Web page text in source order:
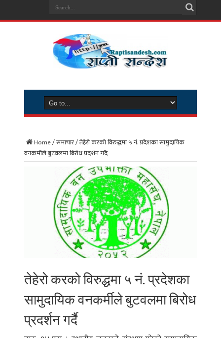
Home/समाचार/तेहेरो करको विरुद्धमा ५ नं. प्रदेशका सामुदायिक
वनकर्मीले बुटवलमा बिरोध प्रदर्शन गर्दै
तेहेरो करको विरुद्धमा ५ नं. प्रदेशका
सामुदायिक वनकर्मीले बुटवलमा बिरोध
प्रदर्शन गर्दै